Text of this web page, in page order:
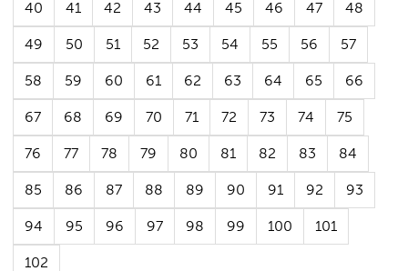
40 41 42 43 44 45 46 47 48
49 50 51 52 53 54 55 56 57
58 59 60 61 62 63 64 65 66
67 68 69 70 71 72 73 74 75
76 77 78 79 80 81 82 83 84
85 86 87 88 89 90 91 92 93
94 95 96 97 98 99 100 101
102